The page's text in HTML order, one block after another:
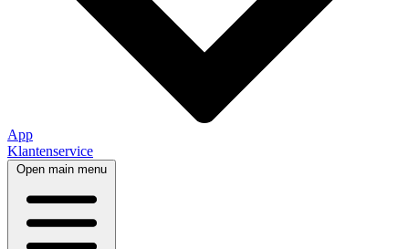
App
Klantenservice
Open main menu